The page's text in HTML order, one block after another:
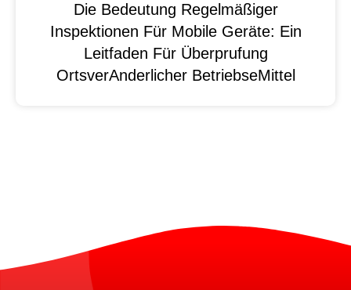
Die Bedeutung Regelmäßiger
Inspektionen Für Mobile Geräte: Ein
Leitfaden Für Überprufung
OrtsverAnderlicher BetriebseMittel